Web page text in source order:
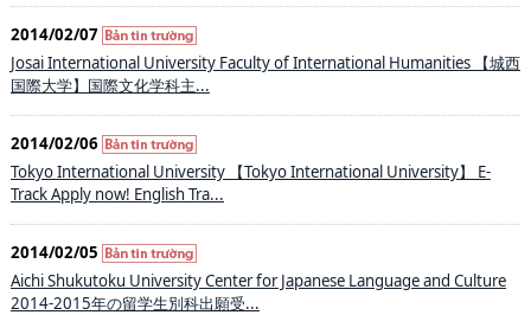
2014/02/07
Josai International University Faculty of International Humanities 【城西
国際大学】国際文化学科主...
2014/02/06
Tokyo International University 【Tokyo International University】 E-
Track Apply now! English Tra...
2014/02/05
Aichi Shukutoku University Center for Japanese Language and Culture
2014-2015年の留学生別科出願受...